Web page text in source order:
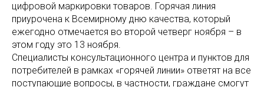
цифровой маркировки товаров. Горячая линия
приурочена к Всемирному дню качества, который
ежегодно отмечается во второй четверг ноября – в
этом году это 13 ноября.
Специалисты консультационного центра и пунктов для
потребителей в рамках «горячей линии» ответят на все
поступающие вопросы, в частности, граждане смогут